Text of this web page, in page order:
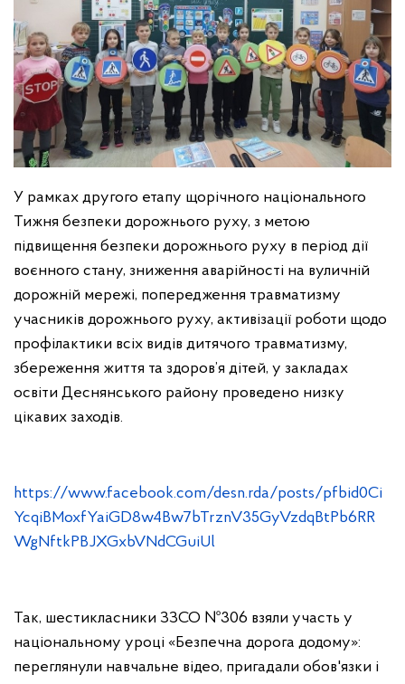
У рамках другого етапу щорічного національного
Тижня безпеки дорожнього руху, з метою
підвищення безпеки дорожнього руху в період дії
воєнного стану, зниження аварійності на вуличній
дорожній мережі, попередження травматизму
учасників дорожнього руху, активізації роботи щодо
профілактики всіх видів дитячого травматизму,
збереження життя та здоров’я дітей, у закладах
освіти Деснянського району проведено низку
цікавих заходів.
https://www.facebook.com/desn.rda/posts/pfbid0Ci
YcqiBMoxfYaiGD8w4Bw7bTrznV35GyVzdqBtPb6RR
WgNftkPBJXGxbVNdCGuiUl
Так, шестикласники ЗЗСО №306 взяли участь у
національному уроці «Безпечна дорога додому»:
переглянули навчальне відео, пригадали обов'язки і